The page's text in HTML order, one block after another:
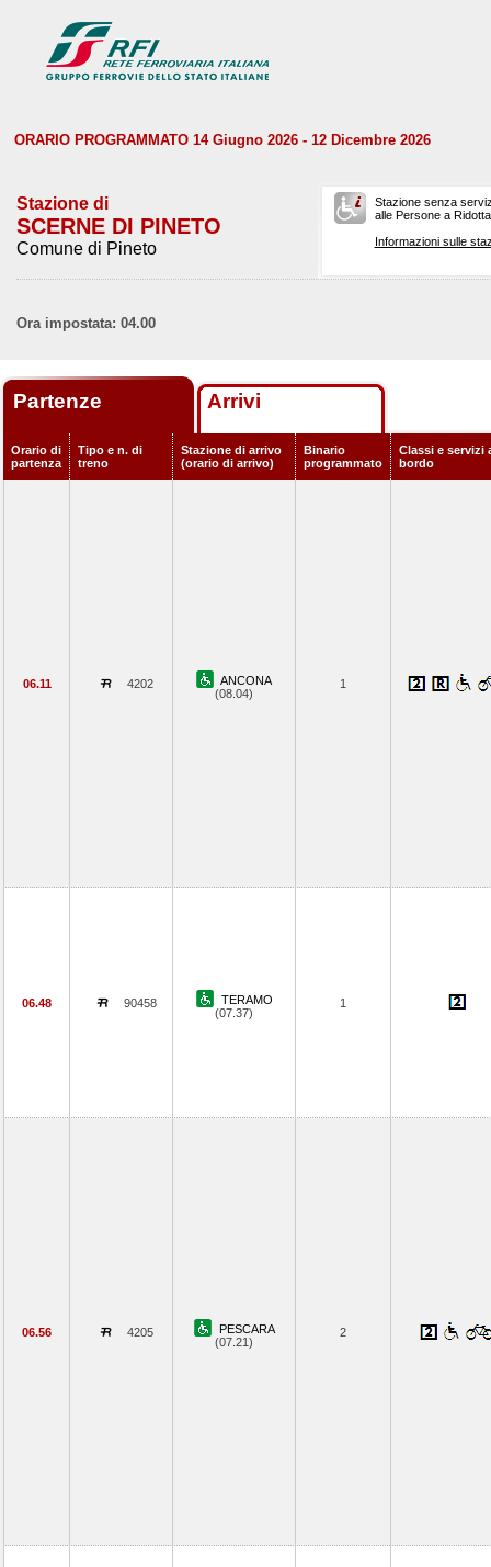
ORARIO PROGRAMMATO 14 Giugno 2026 - 12 Dicembre 2026
Stazione di
SCERNE DI PINETO
Comune di Pineto
Stazione senza
alle Persone a
Informazioni sulle
Ora impostata: 04.00
Partenze Arrivi
Orario di
partenza
Tipo e n. di
treno
Stazione di arrivo
(orario di arrivo)
Binario
programmato
Classi e servizi
bordo
06.11 4202
ANCONA
(08.04)
1
06.48 90458
TERAMO
(07.37)
1
06.56 4205
PESCARA
(07.21)
2